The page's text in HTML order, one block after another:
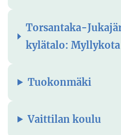
Torsantaka-
kylätalo: Myllykota
Tuokonmäki
Vaittilan koulu